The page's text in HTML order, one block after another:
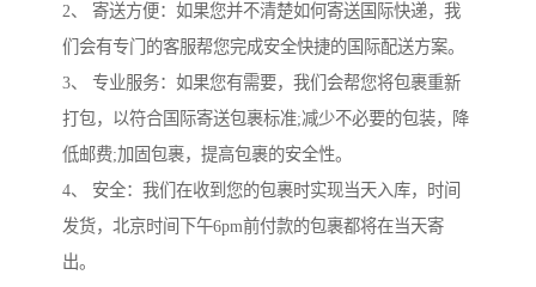
2、 寄送方便：如果您并不清楚如何寄送国际快递，我
们会有专门的客服帮您完成安全快捷的国际配送方案。
3、 专业服务：如果您有需要，我们会帮您将包裹重新
打包，以符合国际寄送包裹标准;减少不必要的包装，降
低邮费;加固包裹，提高包裹的安全性。
4、 安全：我们在收到您的包裹时实现当天入库，时间
发货，北京时间下午6pm前付款的包裹都将在当天寄
出。